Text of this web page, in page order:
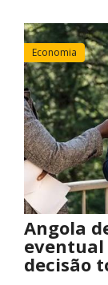
Economia
Angola
eventual
decisão